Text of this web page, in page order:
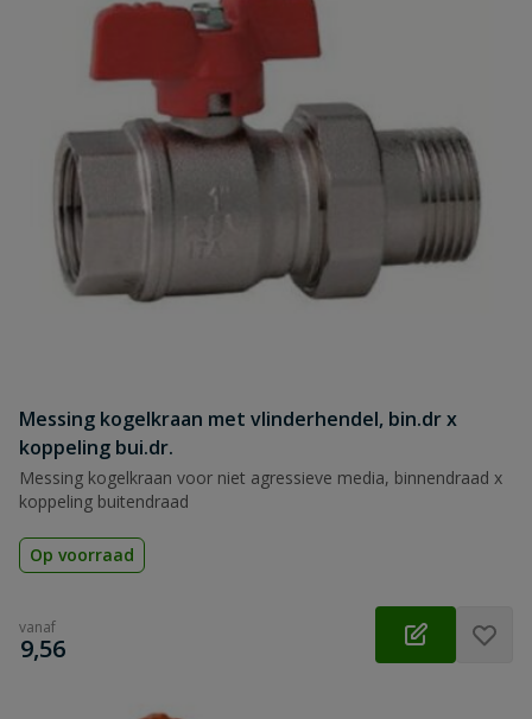
Messing kogelkraan met vlinderhendel, bin.dr x
koppeling bui.dr.
Messing kogelkraan voor niet agressieve media, binnendraad x
koppeling buitendraad
Op voorraad
vanaf
€
9,56